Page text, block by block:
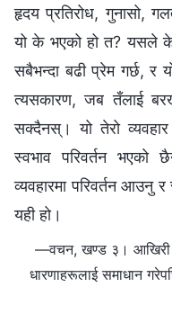
हृदय प्रतिरोध, गुनासो,
यो के भएको हो त? यसले
सबैभन्दा बढी प्रेम गर्छ, र
त्यसकारण, जब तँलाई
सक्दैनस्। यो तेरो
स्वभाव परिवर्तन भएको
व्यवहारमा परिवर्तन आउनु
यही हो।
—वचन, खण्ड ३। आखिरी
धारणाहरूलाई समाधान